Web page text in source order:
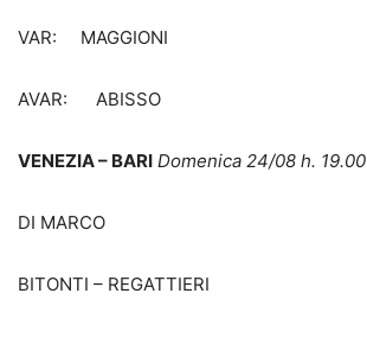
VAR: MAGGIONI
AVAR: ABISSO
VENEZIA – BARI Domenica 24/08 h. 19.00
DI MARCO
BITONTI – REGATTIERI